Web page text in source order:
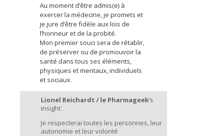
Au moment d’être admis(e) à
exercer la médecine, je promets et
je jure d’être fidèle aux lois de
l’honneur et de la probité.
Mon premier souci sera de rétablir,
de préserver ou de promouvoir la
santé dans tous ses éléments,
physiques et mentaux, individuels
et sociaux.
Lionel Reichardt / le Pharmageek‘s
insight:
Je respecterai toutes les personnes, leur
autonomie et leur volonté